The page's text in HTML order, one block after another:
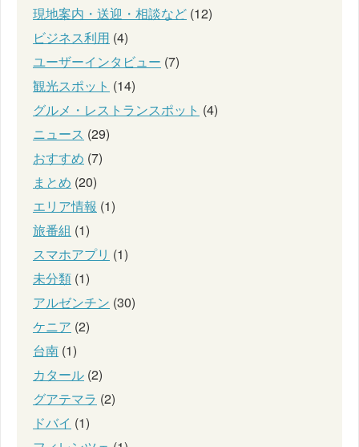
現地案内・送迎・相談など (12)
ビジネス利用 (4)
ユーザーインタビュー (7)
観光スポット (14)
グルメ・レストランスポット (4)
ニュース (29)
おすすめ (7)
まとめ (20)
エリア情報 (1)
旅番組 (1)
スマホアプリ (1)
未分類 (1)
アルゼンチン (30)
ケニア (2)
台南 (1)
カタール (2)
グアテマラ (2)
ドバイ (1)